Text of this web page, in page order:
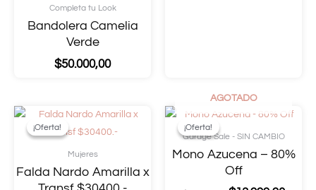
Completa tu Look
Bandolera Camelia
Verde
$50.000,00
¡Oferta!
¡Oferta!
Mujeres
Falda Nardo Amarilla x
¡Oferta!
AGOTADO
¡Oferta!
Garage Sale - SIN CAMBIO
Mono Azucena – 80%
Off